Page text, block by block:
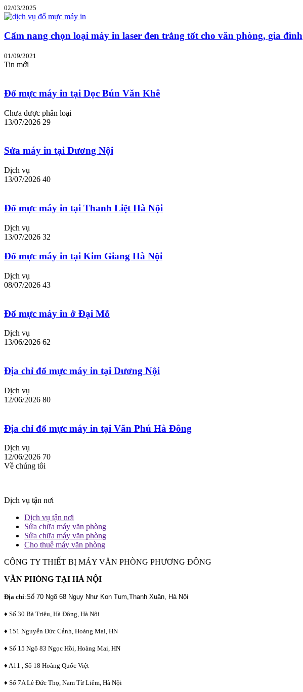
02/03/2025
Cẩm nang chọn loại máy in laser đen trắng tốt cho văn phòng, gia đình
01/09/2021
Tin mới
Đổ mực máy in tại Dọc Bún Văn Khê
Chưa được phân loại
13/07/2026 29
Sửa máy in tại Dương Nội
Dịch vụ
13/07/2026 40
Đổ mực máy in tại Thanh Liệt Hà Nội
Dịch vụ
13/07/2026 32
Đổ mực máy in tại Kim Giang Hà Nội
Dịch vụ
08/07/2026 43
Đổ mực máy in ở Đại Mỗ
Dịch vụ
13/06/2026 62
Địa chỉ đổ mực máy in tại Dương Nội
Dịch vụ
12/06/2026 80
Địa chỉ đổ mực máy in tại Văn Phú Hà Đông
Dịch vụ
12/06/2026 70
Về chúng tôi
Dịch vụ tận nơi
Dịch vụ tận nơi
Sửa chữa máy văn phòng
Sửa chữa máy văn phòng
Cho thuê máy văn phòng
CÔNG TY THIẾT BỊ MÁY VĂN PHÒNG PHƯƠNG ĐÔNG
VĂN PHÒNG TẠI HÀ NỘI
Địa chỉ:Số 70 Ngõ 68 Ngụy Như Kon Tum,Thanh Xuân, Hà Nội
♦ Số 30 Bà Triệu, Hà Đông, Hà Nội
♦ 151 Nguyễn Đức Cảnh, Hoàng Mai, HN
♦ Số 15 Ngõ 83 Ngọc Hồi, Hoàng Mai, HN
♦ A11 , Số 18 Hoàng Quốc Việt
♦ Số 7A Lê Đức Thọ, Nam Từ Liêm, Hà Nội